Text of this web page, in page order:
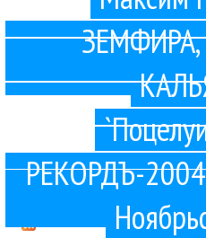
ЗЕМФИРА,
РЕКОРДЪ-
« первая ‹